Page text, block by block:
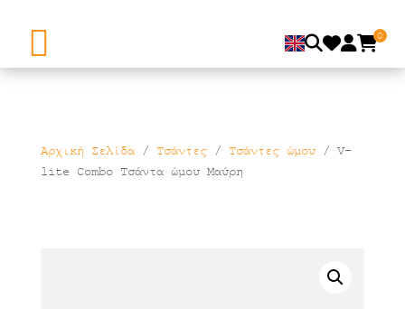
0
Αρχική Σελίδα/ Τσάντες/ Τσάντες ώμου/ V-
lite Combo Τσάντα ώμου Μαύρη